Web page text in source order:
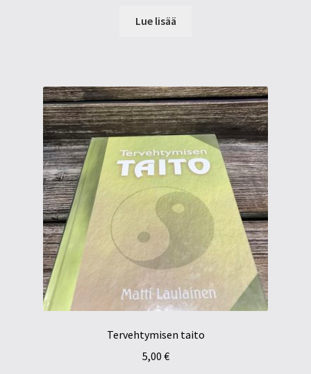
Lue lisää
Tervehtymisen taito
5,00 €